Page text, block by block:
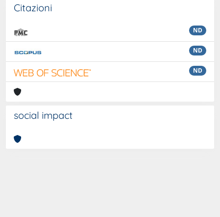
Citazioni
ND
ND
ND
social impact